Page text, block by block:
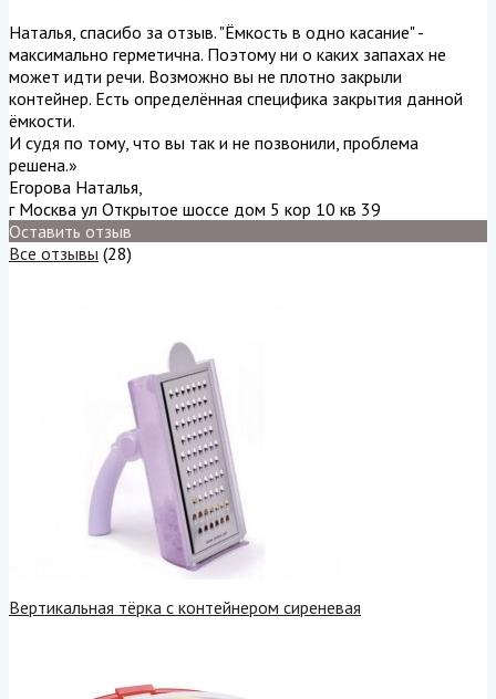
Наталья, спасибо за отзыв. "Ёмкость в одно касание" -
максимально герметична. Поэтому ни о каких запахах не
может идти речи. Возможно вы не плотно закрыли
контейнер. Есть определённая специфика закрытия данной
ёмкости.
И судя по тому, что вы так и не позвонили, проблема
решена.»
Егорова Наталья,
г Москва ул Открытое шоссе дом 5 кор 10 кв 39
Оставить отзыв
Все отзывы (28)
Вертикальная тёрка с контейнером сиреневая